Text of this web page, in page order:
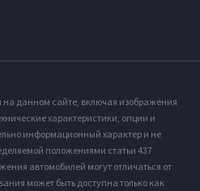
данном сайте, включая изображения
характеристики, опции и
информационный характер и не
положениями статьи 437
автомобилей могут отличаться от
может быть доступна только как